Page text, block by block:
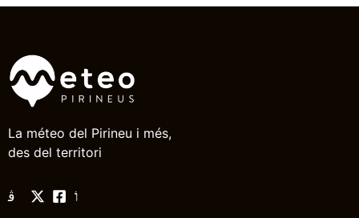
La méteo del Pirineu i més,
des del territori